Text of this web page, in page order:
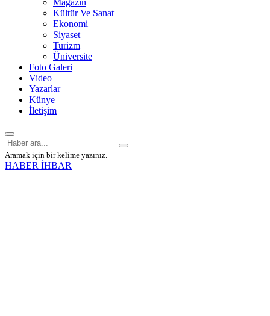
Magazin
Kültür Ve Sanat
Ekonomi
Siyaset
Turizm
Üniversite
Foto Galeri
Video
Yazarlar
Künye
İletişim
Aramak için bir kelime yazınız.
HABER İHBAR